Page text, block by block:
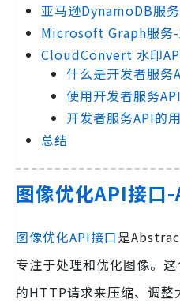
亚马逊DynamoDB服
Microsoft Graph服务-
CloudConvert 水印
什么是开发者服务
使用开发者服务
开发者服务API的
总结
图像优化API接
图像优化API接口是
专注于处理和优化图像。
的HTTP请求来压缩、调整